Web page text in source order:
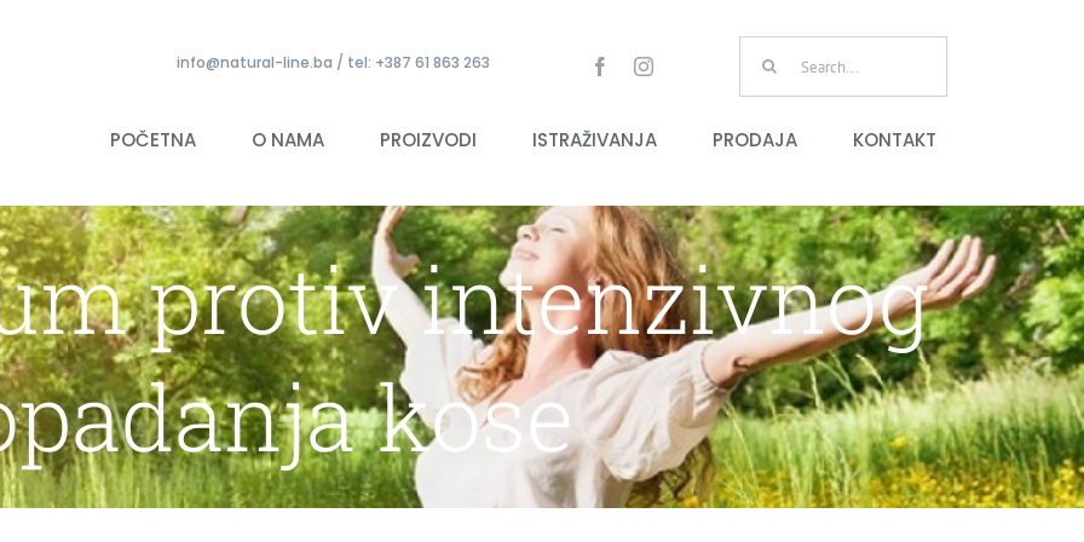
info@natural-line.ba / tel: +387 61 863 263
POČETNA O NAMA PROIZVODI ISTRAŽIVANJA PRODAJA KONTAKT
protiv intenzivnog
kose